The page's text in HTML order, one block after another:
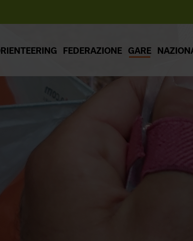
FEDERAZIONE GARE